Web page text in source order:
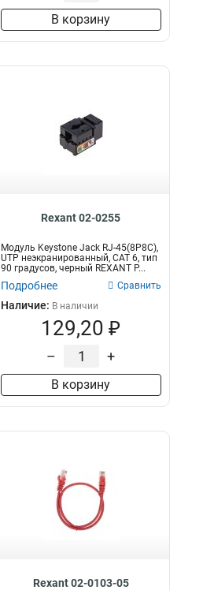
В корзину
Rexant 02-0255
Модуль Keystone Jack RJ-45(8P8C),
UTP неэкранированный, CAT 6, тип
90 градусов, черный REXANT P...
Подробнее Сравнить
Наличие: В наличии
129,20 ₽
– +
В корзину
Rexant 02-0103-05